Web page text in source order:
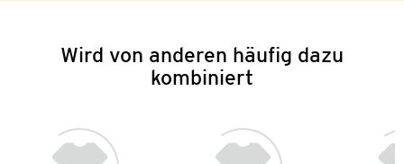
Wird von anderen häufig dazu
kombiniert